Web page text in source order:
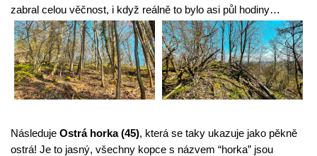
zabral celou věčnost, i když reálně to bylo asi půl hodiny…
Následuje Ostrá horka (45), která se taky ukazuje jako pěkně
ostrá! Je to jasný, všechny kopce s názvem “horka” jsou